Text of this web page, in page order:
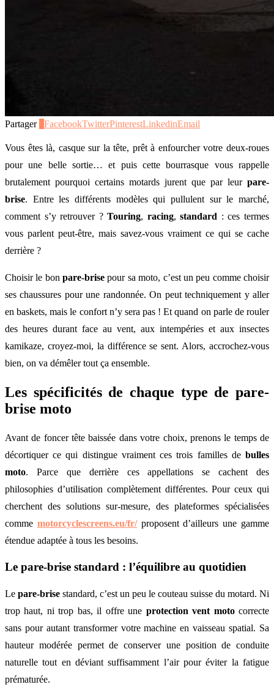
Partager FacebookTwitterPinterestLinkedinEmail
Vous êtes là, casque sur la tête, prêt à enfourcher votre deux-roues
pour une belle sortie… et puis cette bourrasque vous rappelle
brutalement pourquoi certains motards jurent que par leur pare-
brise. Entre les différents modèles qui pullulent sur le marché,
comment s’y retrouver ?Touring, racing,standard : ces termes
vous parlent peut-être, mais savez-vous vraiment ce qui se cache
derrière ?
Choisir le bonpare-brise pour sa moto, c’est un peu comme choisir
ses chaussures pour une randonnée. On peut techniquement y aller
en baskets, mais le confort n’y sera pas ! Et quand on parle de rouler
des heures durant face au vent, aux intempéries et aux insectes
kamikaze, croyez-moi, la différence se sent. Alors, accrochez-vous
bien, on va démêler tout ça ensemble.
Les spécificités de chaque type de pare-
brise moto
Avant de foncer tête baissée dans votre choix, prenons le temps de
décortiquer ce qui distingue vraiment ces trois familles de bulles
moto. Parce que derrière ces appellations se cachent des
philosophies d’utilisation complètement différentes. Pour ceux qui
cherchent des solutions sur-mesure, des plateformes spécialisées
comme motorcyclescreens.eu/fr/proposent d’ailleurs une gamme
étendue adaptée à tous les besoins.
Le pare-brise standard : l’équilibre au quotidien
Le pare-brise standard, c’est un peu le couteau suisse du motard. Ni
trop haut, ni trop bas, il offre une protection vent motocorrecte
sans pour autant transformer votre machine en vaisseau spatial. Sa
hauteur modérée permet de conserver une position de conduite
naturelle tout en déviant suffisamment l’air pour éviter la fatigue
prématurée.